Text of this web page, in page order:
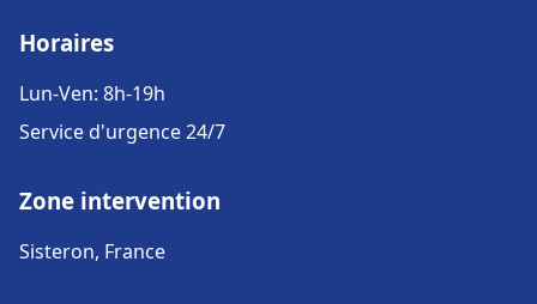
Horaires
Lun-Ven: 8h-19h
Service d'urgence 24/7
Zone intervention
Sisteron, France